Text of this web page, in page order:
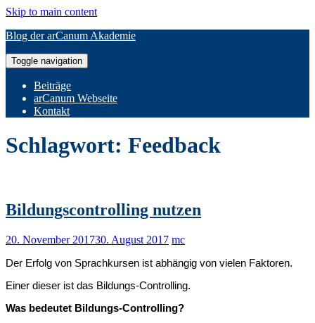
Skip to main content
Blog der arCanum Akademie
Toggle navigation
Beiträge
arCanum Webseite
Kontakt
Schlagwort: Feedback
Bildungscontrolling nutzen
20. November 201730. August 2017 mc
Der Erfolg von Sprachkursen ist abhängig von vielen Faktoren.
Einer dieser ist das Bildungs-Controlling.
Was bedeutet Bildungs-Controlling?